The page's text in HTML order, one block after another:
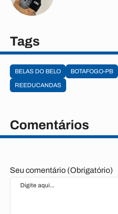
Tags
BELAS DO BELO BOTAFOGO-PB
REEDUCANDAS
Comentários
Seu comentário (Obrigatório)